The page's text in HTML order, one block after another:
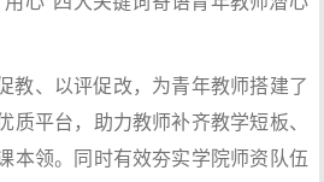
教、以评促改，为青年教师搭建了
质平台，助力教师补齐教学短板、
本领。同时有效夯实学院师资队伍